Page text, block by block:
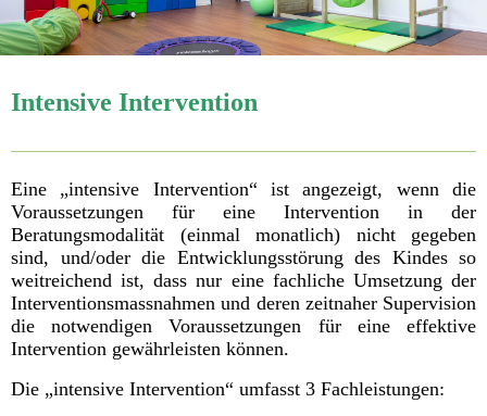
Intensive Intervention
Eine „intensive Intervention“ ist angezeigt, wenn die
Voraussetzungen für eine Intervention in der
Beratungsmodalität (einmal monatlich) nicht gegeben
sind, und/oder die Entwicklungsstörung des Kindes so
weitreichend ist, dass nur eine fachliche Umsetzung der
Interventionsmassnahmen und deren zeitnaher Supervision
die notwendigen Voraussetzungen für eine effektive
Intervention gewährleisten können.
Die „intensive Intervention“ umfasst 3 Fachleistungen: